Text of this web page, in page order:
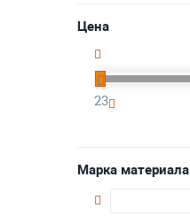
Цена
23
Марка материала